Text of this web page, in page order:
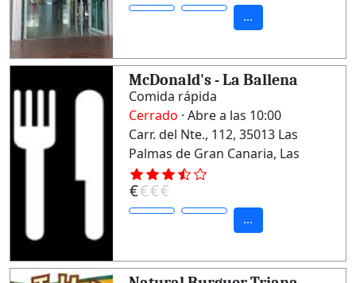
...
McDonald's - La Ballena
Comida rápida
Cerrado · Abre a las 10:00
Carr. del Nte., 112, 35013 Las
Palmas de Gran Canaria, Las
Palmas
€€€€
...